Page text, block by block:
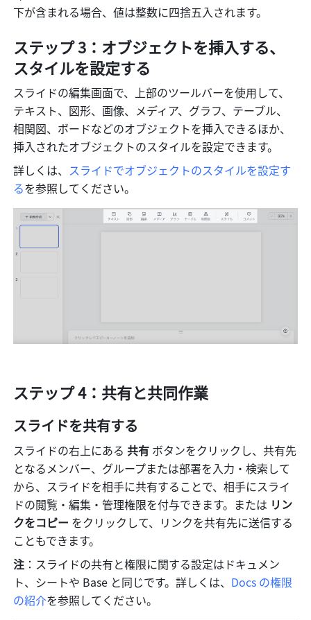
下が含まれる場合、値は整数に四捨五入されます。
ステップ 3：オブジェクトを挿入する、
スタイルを設定する
スライドの編集画面で、上部のツールバーを使用して、
テキスト、図形、画像、メディア、グラフ、テーブル、
相関図、ボードなどのオブジェクトを挿入できるほか、
挿入されたオブジェクトのスタイルを設定できます。
詳しくは、 スライドでオブジェクトのスタイルを設定す
るを参照してください。
ステップ 4：共有と共同作業
スライドを共有する
スライドの右上にある 共有 ボタンをクリックし、共有先
となるメンバー、グループまたは部署を入力・検索して
から、スライドを相手に共有することで、相手にスライ
ドの閲覧・編集・管理権限を付与できます。または リン
クをコピー をクリックして、リンクを共有先に送信する
こともできます。
注 ：スライドの共有と権限に関する設定はドキュメン
ト、シートや Base と同じです。詳しくは、 Docs の権限
の紹介を参照してください。